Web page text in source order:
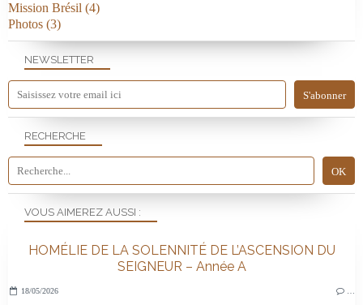
NEWSLETTER
RECHERCHE
VOUS AIMEREZ AUSSI :
HOMÉLIE DE LA SOLENNITÉ DE L’ASCENSION DU
SEIGNEUR – Année A
18/05/2026
Mission Brésil (4)
Photos (3)